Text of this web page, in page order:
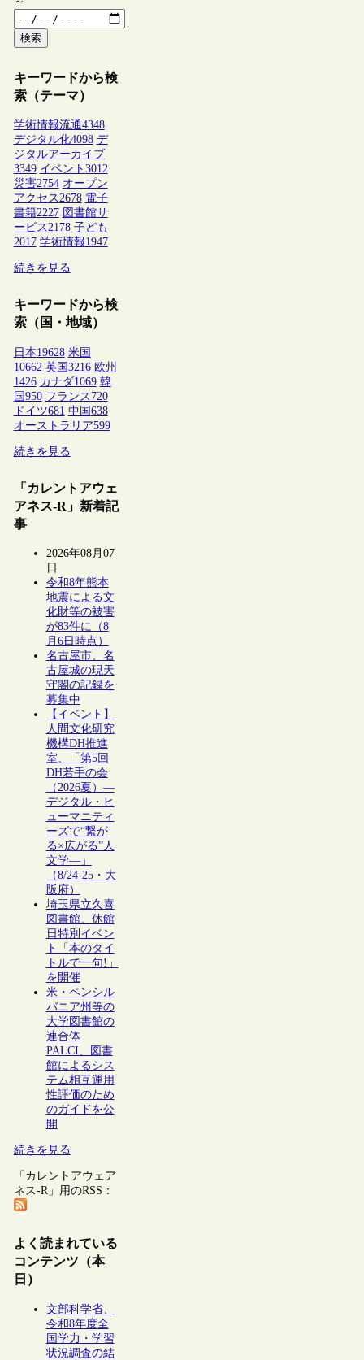
検索
キーワードから検
索（テーマ）
学術情報流通4348
デジタル化4098 デ
ジタルアーカイブ
3349 イベント 3012
災害2754 オープン
アクセス2678 電子
書籍2227 図書館サ
ービス2178 子ども
2017 学術情報1947
続きを見る
キーワードから検
索（国・地域）
日本19628 米国
10662 英国3216 欧州
1426 カナダ1069 韓
国950 フランス 720
ドイツ681 中国638
オーストラリア599
続きを見る
「カレントアウェ
アネス-R」新着記
事
2026年08月07
日
令和8年熊本
地震による文
化財等の被害
が83件に（8
月6日時点）
名古屋市、名
古屋城の現天
守閣の記録を
募集中
【イベント】
人間文化研究
機構DH推進
室、「第5回
DH若手の会
（2026夏）―
デジタル・ヒ
ューマニティ
ーズで“繋が
る×広がる”人
文学―」
（8/24-25・大
阪府）
埼玉県立久喜
図書館、休館
日特別イベン
ト「本のタイ
トルで一句!」
を開催
米・ペンシル
バニア州等の
大学図書館の
連合体
PALCI、図書
館によるシス
テム相互運用
性評価のため
のガイドを公
開
続きを見る
「カレントアウェア
ネス-R」用のRSS：
よく読まれている
コンテンツ（本
日）
文部科学省、
令和8年度全
国学力・学習
状況調査の結